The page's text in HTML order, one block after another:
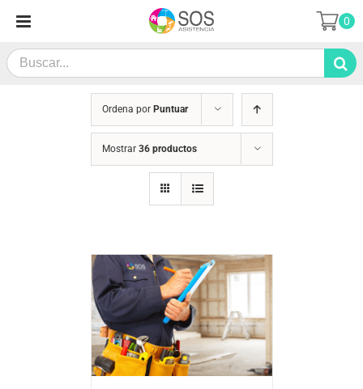
contenido
Search
for:
0
Ordena por Puntuar
Mostrar 36 productos